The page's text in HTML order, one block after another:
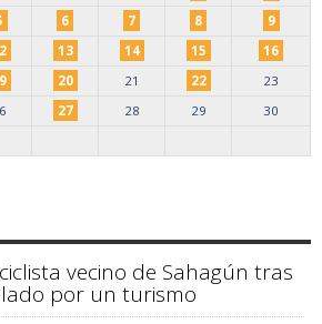
6 7 8
9
13 14 15
16
20 21 22
23
27 28 29
30
vecino de Sahagún tras
por un turismo